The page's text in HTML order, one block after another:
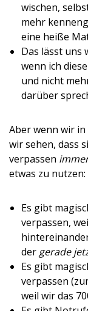
wischen,
mehr
eine heiße
Das lässt uns
wenn ich
und nicht
darüber
Aber wenn wir
wir sehen, dass
verpassen
etwas zu nutzen:
Es gibt
verpassen,
der gerade
Es gibt
verpassen
weil wir das